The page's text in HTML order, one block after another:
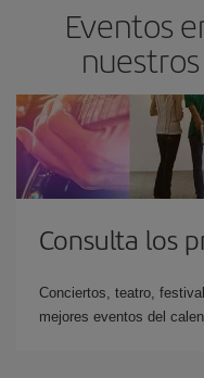
Eventos
Consulta los
Conciertos, teatro,
mejores eventos del